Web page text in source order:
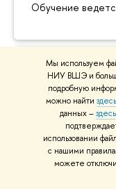
Мы используем
НИУ ВШЭ и
подробную
можно найти здесь
данных –здесь
использовании
с нашими
можете
Обучение
2 года
Очная форма